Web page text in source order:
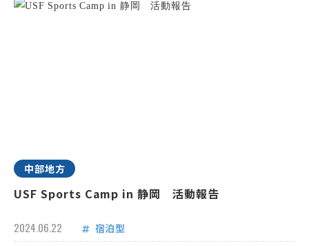
中部地方
USF Sports Camp in 静岡 活動報告
2024.06.22 宿泊型